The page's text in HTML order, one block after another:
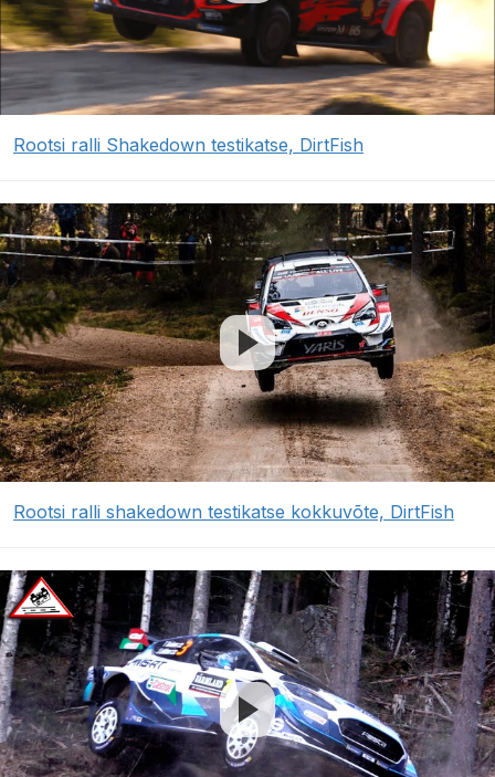
Rootsi ralli Shakedown testikatse, DirtFish
Rootsi ralli shakedown testikatse kokkuvõte, DirtFish